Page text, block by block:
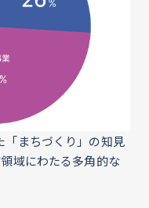
「まちづくり」の知見
域にわたる多角的な